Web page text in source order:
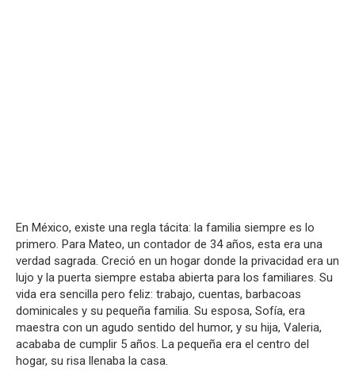
En México, existe una regla tácita: la familia siempre es lo
primero. Para Mateo, un contador de 34 años, esta era una
verdad sagrada. Creció en un hogar donde la privacidad era un
lujo y la puerta siempre estaba abierta para los familiares. Su
vida era sencilla pero feliz: trabajo, cuentas, barbacoas
dominicales y su pequeña familia. Su esposa, Sofía, era
maestra con un agudo sentido del humor, y su hija, Valeria,
acababa de cumplir 5 años. La pequeña era el centro del
hogar, su risa llenaba la casa.